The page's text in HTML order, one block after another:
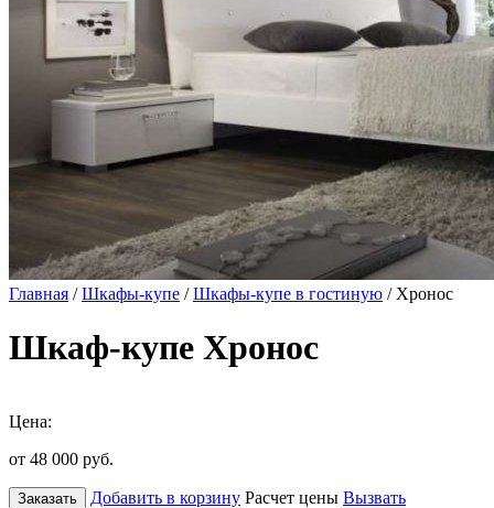
Главная /Шкафы-купе /Шкафы-купе в гостиную / Хронос
Шкаф-купе Хронос
Цена:
от 48 000 руб.
Заказать Добавить в корзину Расчет цены Вызвать